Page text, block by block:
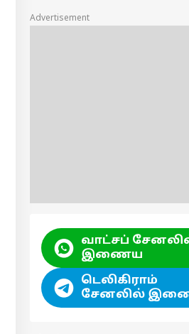
Advertisement
வாட்சப்
இணைய
டெலிகிராம்
சேனலில்